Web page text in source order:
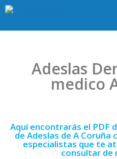
Adeslas
medico
Aquí encontrarás el PDF
de Adeslas de A
especialistas que te
consultar de